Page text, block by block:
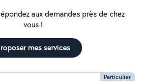
aux demandes près de chez
vous !
mes services
Particulier